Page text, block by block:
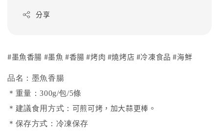
分享
#墨魚香腸 #墨魚 #香腸 #烤肉 #燒烤店 #冷凍食品 #海鮮
品名：墨魚香腸
＊重量：300g/包/5條
＊建議食用方式： 可煎可烤，加大蒜更棒。
＊保存方式：冷凍保存